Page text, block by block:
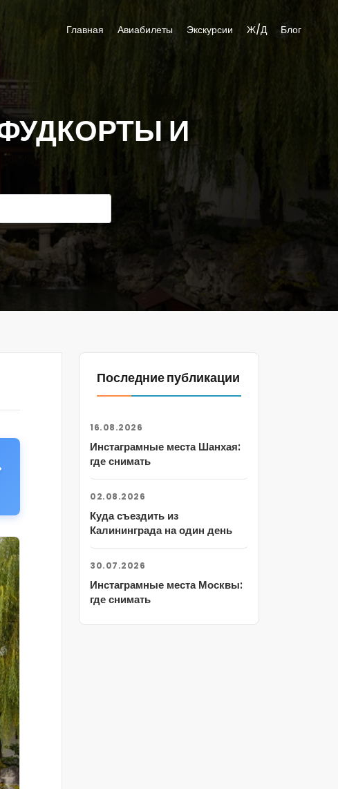
Главная Авиабилеты Экскурсии Ж/Д Блог
И
Последние публикации
16.08.2026
Инстаграмные места Шанхая:
где снимать
02.08.2026
Куда съездить из
Калининграда на один день
30.07.2026
Инстаграмные места Москвы:
где снимать